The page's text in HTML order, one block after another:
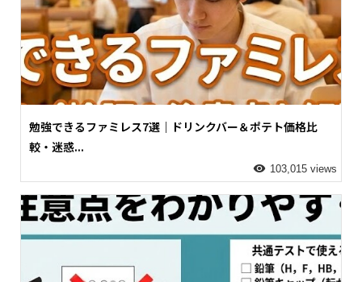
勉強できるファミレス7選｜ドリンクバー＆ポテト価格比
較・迷惑...
103,015 views